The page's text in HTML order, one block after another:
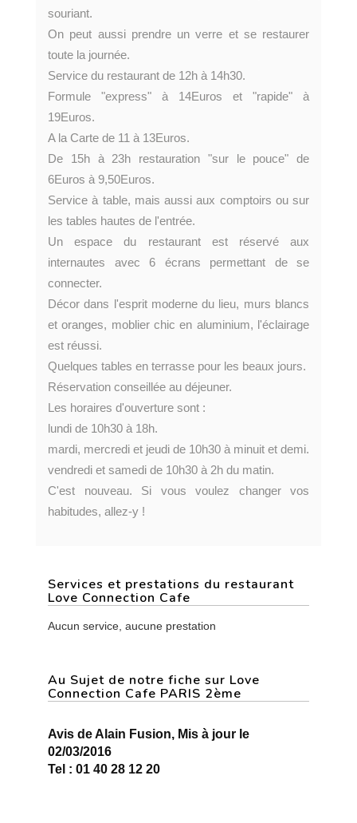
souriant.
On peut aussi prendre un verre et se restaurer
toute la journée.
Service du restaurant de 12h à 14h30.
Formule "express" à 14Euros et "rapide" à
19Euros.
A la Carte de 11 à 13Euros.
De 15h à 23h restauration "sur le pouce" de
6Euros à 9,50Euros.
Service à table, mais aussi aux comptoirs ou sur
les tables hautes de l'entrée.
Un espace du restaurant est réservé aux
internautes avec 6 écrans permettant de se
connecter.
Décor dans l'esprit moderne du lieu, murs blancs
et oranges, moblier chic en aluminium, l'éclairage
est réussi.
Quelques tables en terrasse pour les beaux jours.
Réservation conseillée au déjeuner.
Les horaires d'ouverture sont :
lundi de 10h30 à 18h.
mardi, mercredi et jeudi de 10h30 à minuit et demi.
vendredi et samedi de 10h30 à 2h du matin.
C'est nouveau. Si vous voulez changer vos
habitudes, allez-y !
Services et prestations du restaurant
Love Connection Cafe
Aucun service, aucune prestation
Au Sujet de notre fiche sur Love
Connection Cafe PARIS 2ème
Avis de Alain Fusion, Mis à jour le
02/03/2016
Tel : 01 40 28 12 20